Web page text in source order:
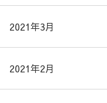
2021年3月
2021年2月